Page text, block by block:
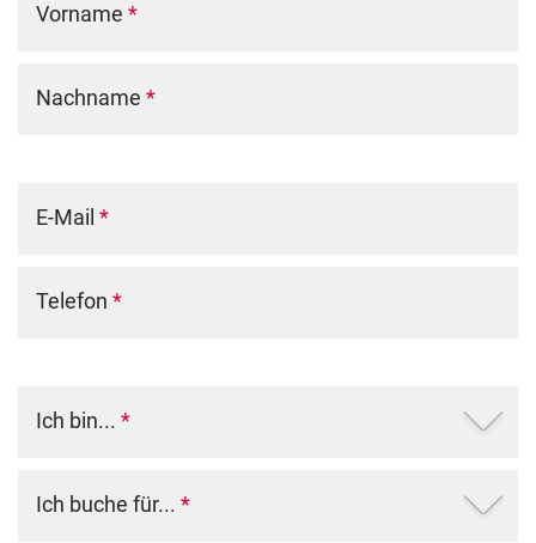
Vorname *
Nachname *
E-Mail *
Telefon *
Ich bin... *
Ich buche für... *